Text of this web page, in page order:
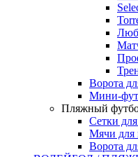
Ворота
Мини-
Пляжный
Сетки
Мячи для
Ворота